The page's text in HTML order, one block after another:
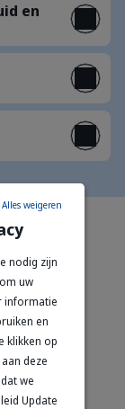
en
Activiteit+
45
nodig zijn
uw
informatie
en
klikken op
deze
we
Update
Alles weigeren